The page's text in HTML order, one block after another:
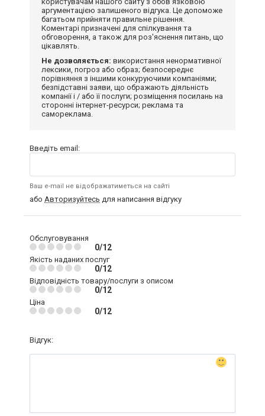
аргументацією залишеного відгука. Це допоможе
багатьом прийняти правильне рішення.
Коментарі призначені для спілкування та
обговорення, а також для роз'яснення питань, що
цікавлять.
Не дозволяється: використання ненормативної
лексики, погроз або образ; безпосереднє
порівняння з іншими конкуруючими компаніями;
безпідставні заяви, що ображають діяльність
компанії і / або її послуги; розміщення посилань на
сторонні інтернет-ресурси; реклама та
самореклама.
Введіть email:
Ваш e-mail не відображатиметься на сайті
або Авторизуйтесь для написання відгуку
Обслуговування
0/12
Якість наданих послуг
0/12
Відповідність товару/послуги з описом
0/12
Ціна
0/12
Відгук: